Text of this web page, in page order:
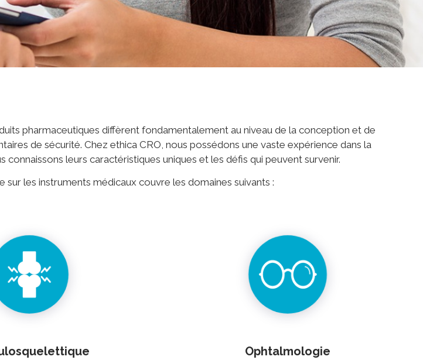
pharmaceutiques diffèrent fondamentalement au niveau de la conception et de
de sécurité. Chez ethica CRO, nous possédons une vaste expérience dans la
leurs caractéristiques uniques et les défis qui peuvent survenir.
les instruments médicaux couvre les domaines suivants :
Ophtalmologie